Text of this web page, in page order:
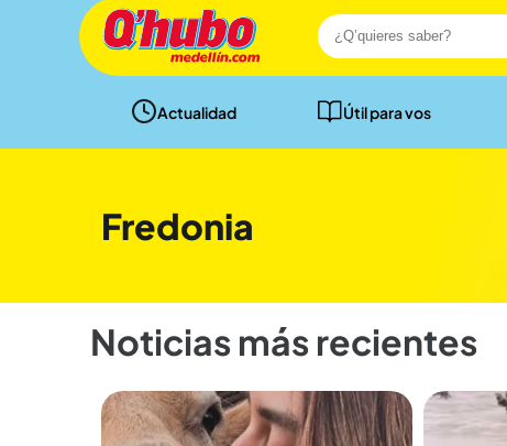
Actualidad Útil para vos
Fredonia
Noticias más recientes